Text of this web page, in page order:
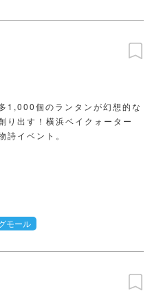
1,000個のランタンが幻想的な
り出す！横浜ベイクォーター
詩イベント。
モール